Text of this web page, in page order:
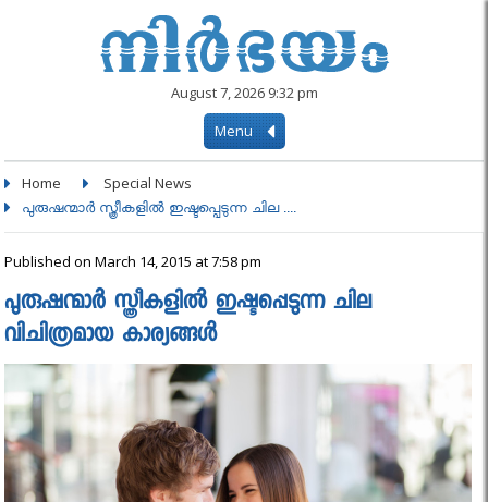
August 7, 2026 9:32 pm
Menu
Home Special News
പുരുഷന്മാർ സ്ത്രീകളിൽ ഇഷ്ടപ്പെടുന്ന ചില ....
Published on March 14, 2015 at 7:58 pm
പുരുഷന്മാർ സ്ത്രീകളിൽ ഇഷ്ടപ്പെടുന്ന ചില
വിചിത്രമായ കാര്യങ്ങൾ